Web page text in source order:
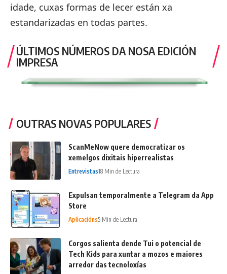
idade, cuxas formas de lecer están xa
estandarizadas en todas partes.
ÚLTIMOS NÚMEROS DA NOSA EDICIÓN
IMPRESA
OUTRAS NOVAS POPULARES
ScanMeNow quere democratizar os
xemelgos dixitais hiperrealistas
Entrevistas18 Min de Lectura
Expulsan temporalmente a Telegram da App
Store
Aplicacións5 Min de Lectura
Corgos salienta dende Tui o potencial de
Tech Kids para xuntar a mozos e maiores
arredor das tecnoloxías